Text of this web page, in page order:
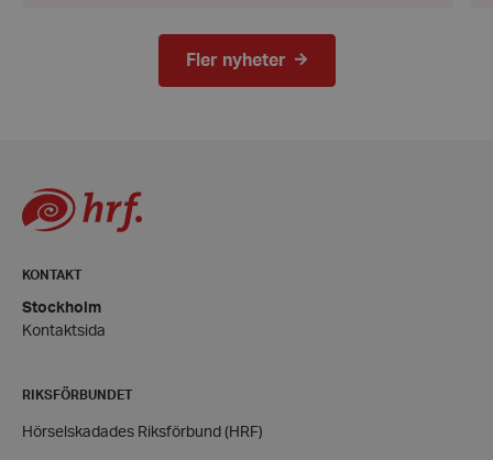
Fler nyheter
KONTAKT
Stockholm
Kontaktsida
RIKSFÖRBUNDET
Hörselskadades Riksförbund (HRF)
användas ordentligt utan strikt nödvändiga cookies.
Privacy Policy